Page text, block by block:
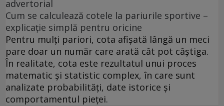
advertorial
Cum se calculează cotele la pariurile sportive –
explicație simplă pentru oricine
Pentru mulți pariori, cota afișată lângă un meci
pare doar un număr care arată cât pot câștiga.
În realitate, cota este rezultatul unui proces
matematic și statistic complex, în care sunt
analizate probabilități, date istorice și
comportamentul pieței.